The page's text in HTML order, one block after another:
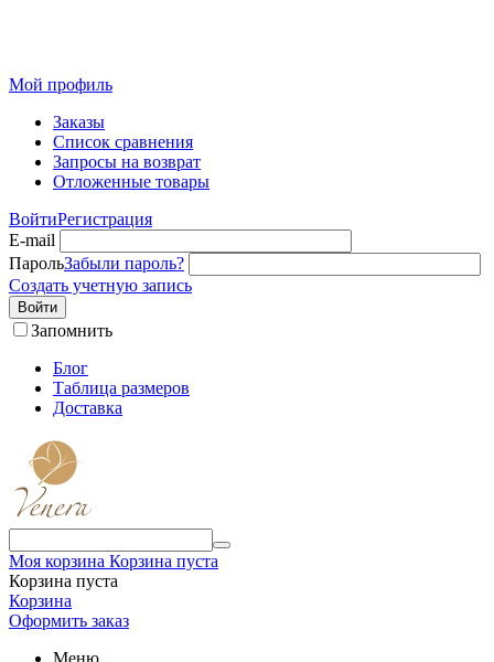
Мой профиль
Заказы
Список сравнения
Запросы на возврат
Отложенные товары
ВойтиРегистрация
E-mail
ПарольЗабыли пароль?
Создать учетную запись
Войти
Запомнить
Блог
Таблица размеров
Доставка
Моя корзина Корзина пуста
Корзина пуста
Корзина
Оформить заказ
Меню